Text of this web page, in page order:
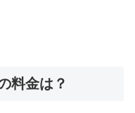
料金は？